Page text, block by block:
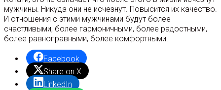
мужчины. Никуда они не исчезнут. Повысится их качество.
И отношения с этими мужчинами будут более
счастливыми, более гармоничными, более радостными,
более равноправными, более комфортными.
Facebook
Share on X
LinkedIn